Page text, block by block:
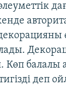
Көп балалы
деп